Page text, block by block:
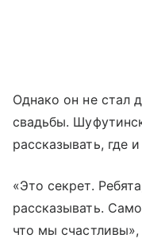
Однако он не стал
свадьбы.
рассказывать, где
«Это секрет.
рассказывать.
что мы